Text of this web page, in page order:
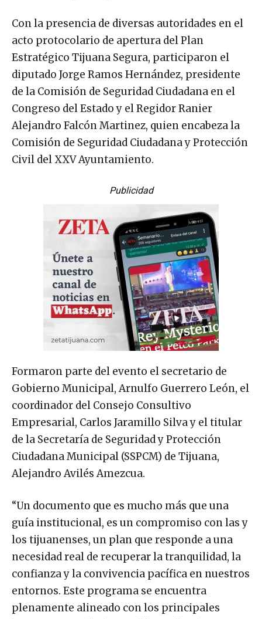
Con la presencia de diversas autoridades en el
acto protocolario de apertura del Plan
Estratégico Tijuana Segura, participaron el
diputado Jorge Ramos Hernández, presidente
de la Comisión de Seguridad Ciudadana en el
Congreso del Estado y el Regidor Ranier
Alejandro Falcón Martinez, quien encabeza la
Comisión de Seguridad Ciudadana y Protección
Civil del XXV Ayuntamiento.
Publicidad
Formaron parte del evento el secretario de
Gobierno Municipal, Arnulfo Guerrero León, el
coordinador del Consejo Consultivo
Empresarial, Carlos Jaramillo Silva y el titular
de la Secretaría de Seguridad y Protección
Ciudadana Municipal (SSPCM) de Tijuana,
Alejandro Avilés Amezcua.
“Un documento que es mucho más que una
guía institucional, es un compromiso con las y
los tijuanenses, un plan que responde a una
necesidad real de recuperar la tranquilidad, la
confianza y la convivencia pacífica en nuestros
entornos. Este programa se encuentra
plenamente alineado con los principales